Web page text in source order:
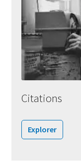
Citations
Explorer